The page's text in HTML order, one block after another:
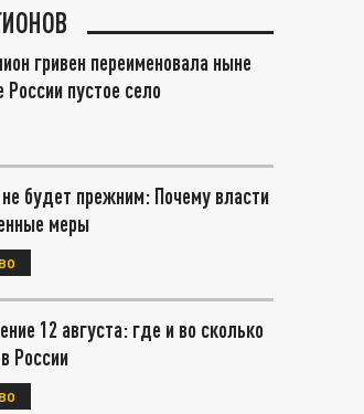
гривен переименовала ныне
России пустое село
будет прежним: Почему власти
меры
12 августа: где и во сколько
России